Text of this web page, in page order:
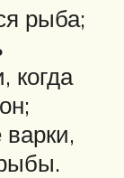
рыба;
когда